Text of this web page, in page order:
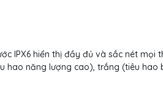
IPX6 hiển thị đầy đủ và sắc nét
hao năng lượng cao), trắng (tiêu